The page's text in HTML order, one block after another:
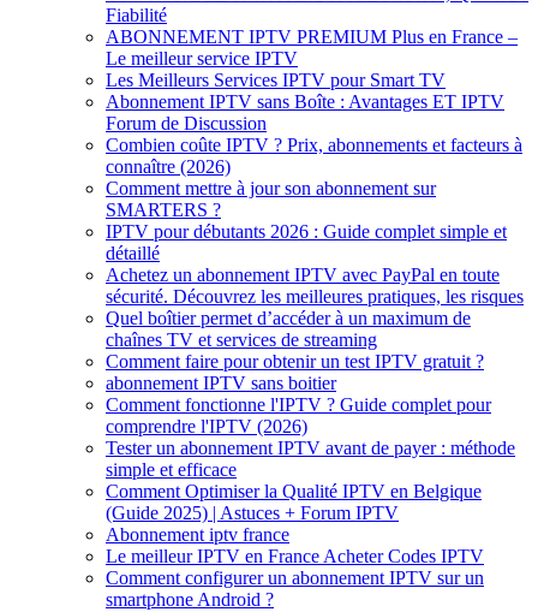
Fiabilité
ABONNEMENT IPTV PREMIUM Plus en France –
Le meilleur service IPTV
Les Meilleurs Services IPTV pour Smart TV
Abonnement IPTV sans Boîte : Avantages ET IPTV
Forum de Discussion
Combien coûte IPTV ? Prix, abonnements et facteurs à
connaître (2026)
Comment mettre à jour son abonnement sur
SMARTERS ?
IPTV pour débutants 2026 : Guide complet simple et
détaillé
Achetez un abonnement IPTV avec PayPal en toute
sécurité. Découvrez les meilleures pratiques, les risques
Quel boîtier permet d’accéder à un maximum de
chaînes TV et services de streaming
Comment faire pour obtenir un test IPTV gratuit ?
abonnement IPTV sans boitier
Comment fonctionne l'IPTV ? Guide complet pour
comprendre l'IPTV (2026)
Tester un abonnement IPTV avant de payer : méthode
simple et efficace
Comment Optimiser la Qualité IPTV en Belgique
(Guide 2025) | Astuces + Forum IPTV
Abonnement iptv france
Le meilleur IPTV en France Acheter Codes IPTV
Comment configurer un abonnement IPTV sur un
smartphone Android ?